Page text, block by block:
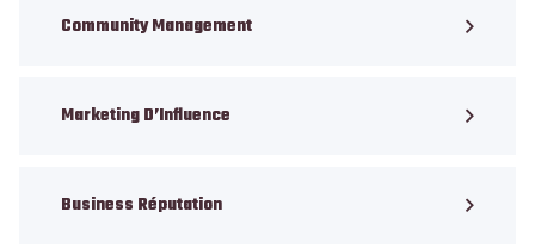
Community Management
Marketing D’Influence
Business Réputation